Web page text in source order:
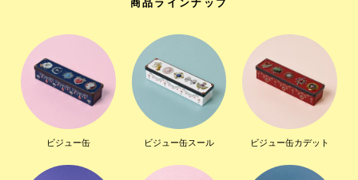
商品ラインナップ
ビジュー缶 ビジュー缶スール ビジュー缶カデット